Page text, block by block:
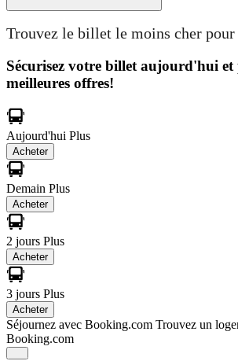
Trouvez le billet le moins cher
Sécurisez votre billet aujourd'hui et
meilleures offres!
Aujourd'hui Plus
Acheter
Demain Plus
Acheter
2 jours Plus
Acheter
3 jours Plus
Acheter
Séjournez avec Booking.com Trouvez un
Booking.com